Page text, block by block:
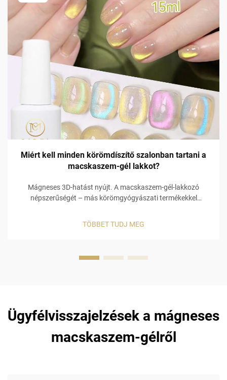
Miért kell minden körömdíszítő szalonban tartani a
macskaszem-gél lakkot?
Mágneses 3D-hatást nyújt. A macskaszem-gél-lakkozó
népszerűségét – más körömgyógyászati termékekkel
mágneses hatás biztosítja! A macskaszem-gél-lakkozó
TÖBBET TUDJ MEG
Ügyfélvisszajelzések a mágneses
macskaszem-gélről